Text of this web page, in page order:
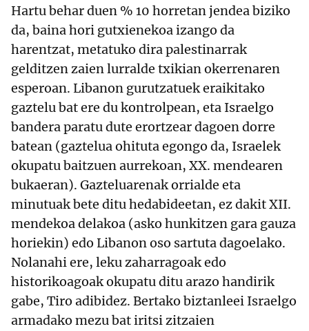
Hartu behar duen % 10 horretan jendea biziko
da, baina hori gutxienekoa izango da
harentzat, metatuko dira palestinarrak
gelditzen zaien lurralde txikian okerrenaren
esperoan. Libanon gurutzatuek eraikitako
gaztelu bat ere du kontrolpean, eta Israelgo
bandera paratu dute erortzear dagoen dorre
batean (gaztelua ohituta egongo da, Israelek
okupatu baitzuen aurrekoan, XX. mendearen
bukaeran). Gazteluarenak orrialde eta
minutuak bete ditu hedabideetan, ez dakit XII.
mendekoa delakoa (asko hunkitzen gara gauza
horiekin) edo Libanon oso sartuta dagoelako.
Nolanahi ere, leku zaharragoak edo
historikoagoak okupatu ditu arazo handirik
gabe, Tiro adibidez. Bertako biztanleei Israelgo
armadako mezu bat iritsi zitzaien